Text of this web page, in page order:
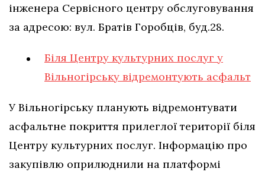
інженера Сервісного центру обслуговування
за адресою: вул. Братів Горобців, буд.28.
Біля Центру культурних послуг у
Вільногірську відремонтують асфальт
У Вільногірську планують відремонтувати
асфальтне покриття прилеглої території біля
Центру культурних послуг. Інформацію про
закупівлю оприлюднили на платформі